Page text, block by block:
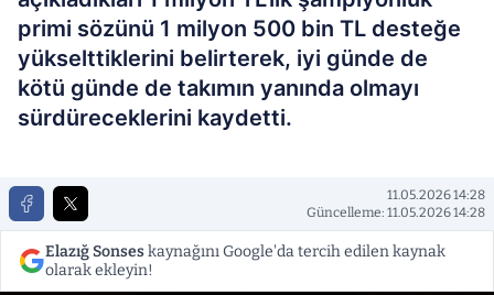
primi sözünü 1 milyon 500 bin TL desteğe
yükselttiklerini belirterek, iyi günde de
kötü günde de takımın yanında olmayı
sürdüreceklerini kaydetti.
11.05.2026 14:28
Güncelleme: 11.05.2026 14:28
Elazığ Sonseskaynağını Google'da tercih edilen kaynak
olarak ekleyin!